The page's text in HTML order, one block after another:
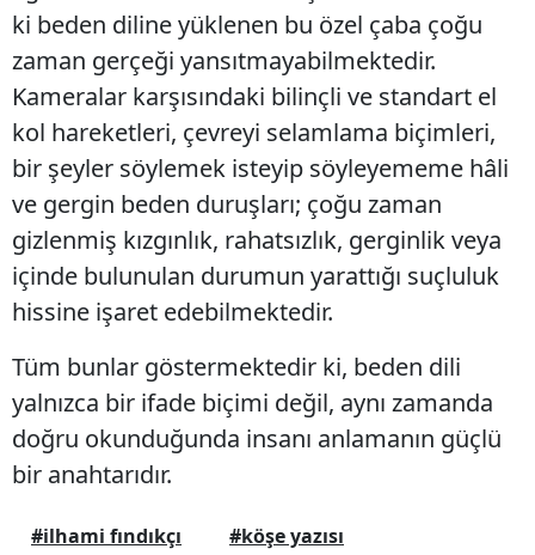
ki beden diline yüklenen bu özel çaba çoğu
zaman gerçeği yansıtmayabilmektedir.
Kameralar karşısındaki bilinçli ve standart el
kol hareketleri, çevreyi selamlama biçimleri,
bir şeyler söylemek isteyip söyleyememe hâli
ve gergin beden duruşları; çoğu zaman
gizlenmiş kızgınlık, rahatsızlık, gerginlik veya
içinde bulunulan durumun yarattığı suçluluk
hissine işaret edebilmektedir.
Tüm bunlar göstermektedir ki, beden dili
yalnızca bir ifade biçimi değil, aynı zamanda
doğru okunduğunda insanı anlamanın güçlü
bir anahtarıdır.
#ilhami fındıkçı #köşe yazısı